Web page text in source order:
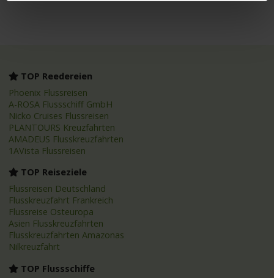
TOP Reedereien
Phoenix Flussreisen
A-ROSA Flussschiff GmbH
Nicko Cruises Flussreisen
PLANTOURS Kreuzfahrten
AMADEUS Flusskreuzfahrten
1AVista Flussreisen
TOP Reiseziele
Flussreisen Deutschland
Flusskreuzfahrt Frankreich
Flussreise Osteuropa
Asien Flusskreuzfahrten
Flusskreuzfahrten Amazonas
Nilkreuzfahrt
TOP Flussschiffe